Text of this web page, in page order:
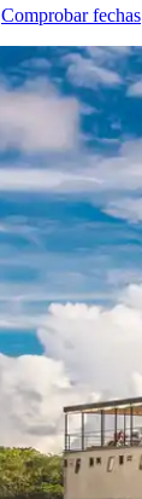
Comprobar fechas